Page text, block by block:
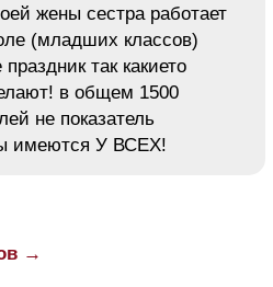
жены сестра работает
(младших классов)
так какието
в общем 1500
не показатель
имеются У ВСЕХ!
→